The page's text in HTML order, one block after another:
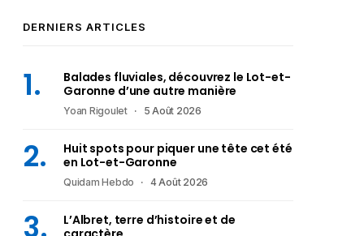
DERNIERS ARTICLES
Balades fluviales, découvrez le Lot-et-
Garonne d’une autre manière
Yoan Rigoulet 5 Août 2026
Huit spots pour piquer une tête cet été
en Lot-et-Garonne
Quidam Hebdo 4 Août 2026
L’Albret, terre d’histoire et de